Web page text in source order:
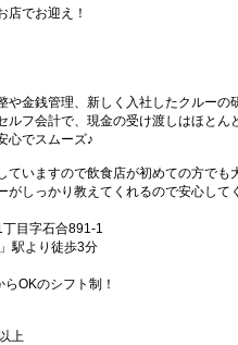
店でお迎え！
や金銭管理、新しく入社したクルーの
ルフ会計で、現金の受け渡しはほと
心でスムーズ♪
ていますので飲食店が初めての方でも
がしっかり教えてくれるので安心して
目字石合891-1
駅より徒歩3分
OKのシフト制！
上